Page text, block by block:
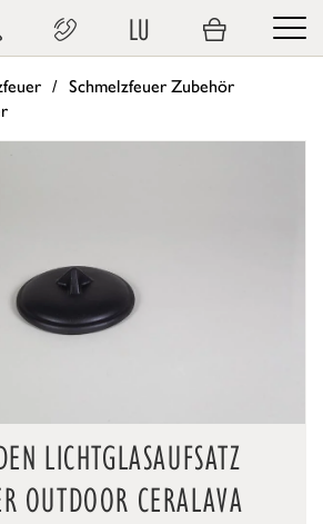
LU
Schmelzfeuer Zubehör
LICHTGLASAUFSATZ
OUTDOOR CERALAVA